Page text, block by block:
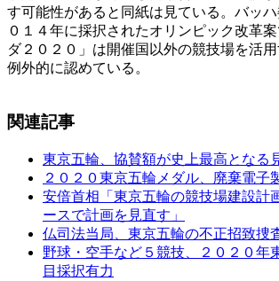
す可能性があると同紙は見ている。バッ
０１４年に採択されたオリンピック改革
ダ２０２０」は開催国以外の競技場を活
例外的に認めている。
関連記事
東京五輪、協賛額が史上最高となる
２０２０東京五輪メダル、廃棄電子
安倍首相「東京五輪の競技場建設
ースで計画を見直す」
仏司法当局、東京五輪の不正招致捜
野球・空手など５競技、２０２０年
目採択有力